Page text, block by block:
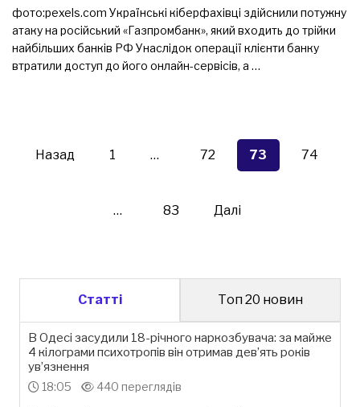
фото:pexels.com Українські кіберфахівці здійснили потужну
атаку на російський «Газпромбанк», який входить до трійки
найбільших банків РФ Унаслідок операції клієнти банку
втратили доступ до його онлайн-сервісів, а …
записів
Назад 1 … 72 73 74
… 83 Далі
Статті Топ 20 новин
В Одесі засудили 18-річного наркозбувача: за майже
4 кілограми психотропів він отримав дев’ять років
ув’язнення
18:05 440 переглядів